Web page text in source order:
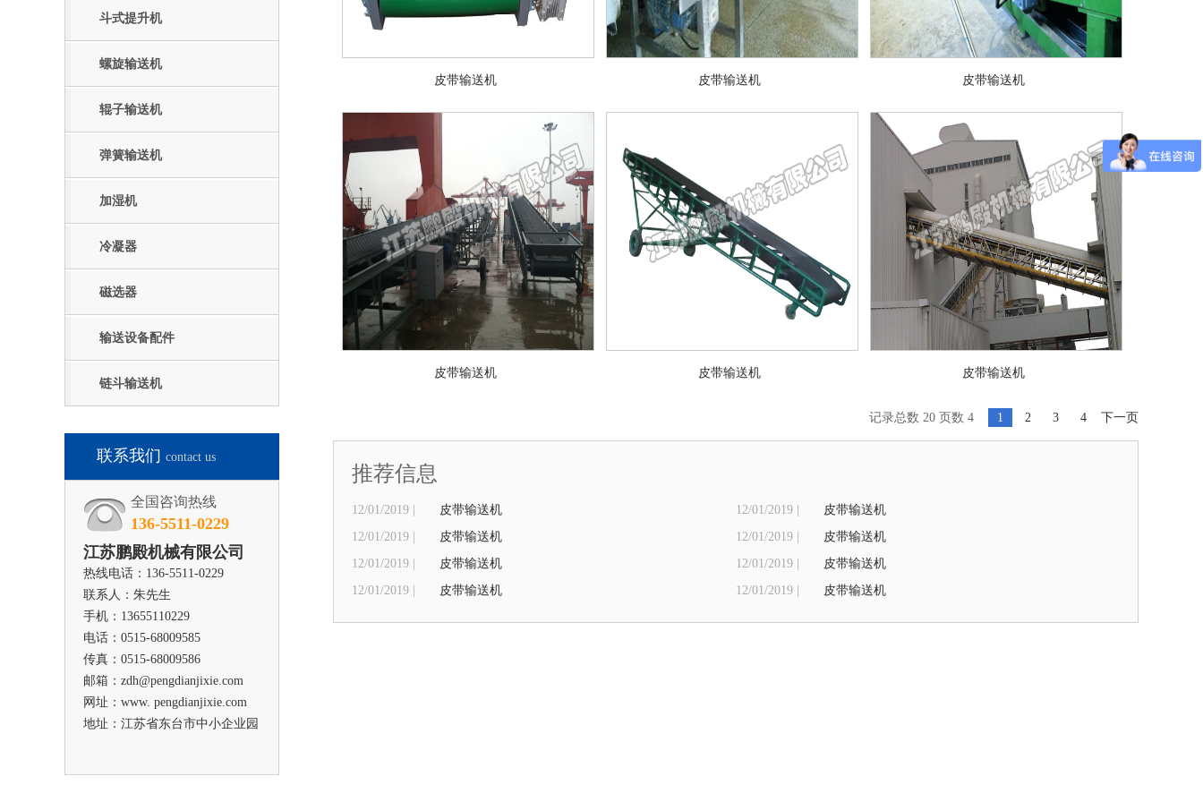
斗式提升机
螺旋输送机
辊子输送机
弹簧输送机
加湿机
冷凝器
磁选器
输送设备配件
链斗输送机
联系我们 contact us
全国咨询热线
136-5511-0229
江苏鹏殿机械有限公司
热线电话：136-5511-0229
联系人：朱先生
手机：13655110229
电话：0515-68009585
传真：0515-68009586
邮箱：zdh@pengdianjixie.com
网址：www. pengdianjixie.com
地址：江苏省东台市中小企业园
皮带输送机 皮带输送机 ​皮带输送机
​皮带输送机 ​皮带输送机 ​皮带输送机
记录总数 20 页数 4 1 2 3 4 下一页
推荐信息
12/01/2019 | 皮带输送机 12/01/2019 |
皮带输送机
12/01/2019 |
皮带输送机 12/01/2019 |
皮带输送机
12/01/2019 |
​皮带输送机 12/01/2019 |
​皮带输送机
12/01/2019 |
皮带输送机 12/01/2019 | ​皮带输送机